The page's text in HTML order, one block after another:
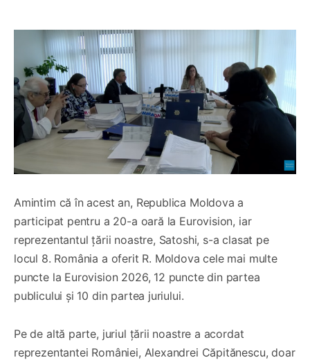
Amintim că în acest an, Republica Moldova a
participat pentru a 20-a oară la Eurovision, iar
reprezentantul țării noastre, Satoshi, s-a clasat pe
locul 8. România a oferit R. Moldova cele mai multe
puncte la Eurovision 2026, 12 puncte din partea
publicului și 10 din partea juriului.
Pe de altă parte, juriul țării noastre a acordat
reprezentantei României, Alexandrei Căpitănescu, doar